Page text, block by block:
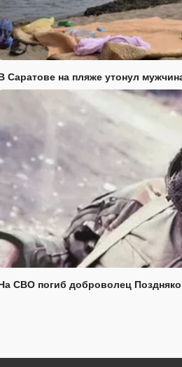
Саратове на пляже утонул
СВО погиб доброволец